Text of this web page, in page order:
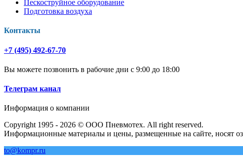
Пескоструйное оборудование
Подготовка воздуха
Контакты
+7 (495) 492-67-70
Вы можете позвонить в рабочие дни с 9:00 до 18:00
Телеграм канал
Информация о компании
Copyright 1995 - 2026 © ООО Пневмотех. All right reserved.
Информационные материалы и цены, размещенные на сайте, носят
to@kompr.ru